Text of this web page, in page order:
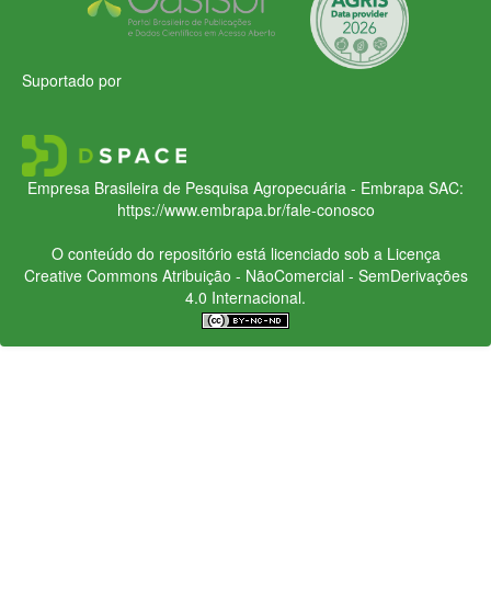
Suportado por
Empresa Brasileira de Pesquisa Agropecuária - Embrapa SAC:
https://www.embrapa.br/fale-conosco
O conteúdo do repositório está licenciado sob a Licença
Creative CommonsAtribuição - NãoComercial - SemDerivações
4.0 Internacional.